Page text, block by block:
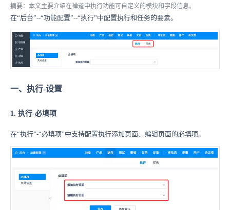
摘要：本文主要介绍在禅道中执行功能可自定义的模块和字段信息。
在“后台”--“功能配置”--“执行”中配置执行和任务的要素。
一、执行-设置
1. 执行-必填项
在“执行”-“必填项”中支持配置执行添加页面、编辑页面的必填项。